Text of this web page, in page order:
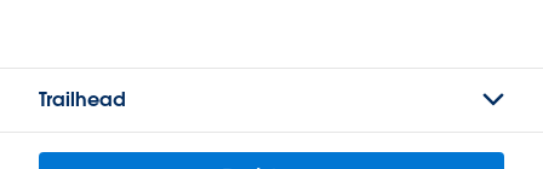
Trailhead